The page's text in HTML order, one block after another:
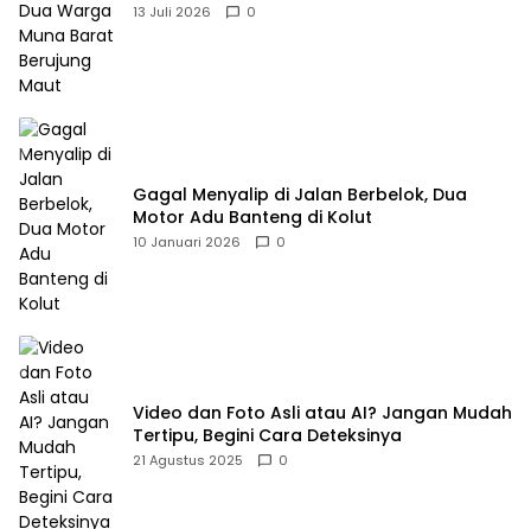
13 Juli 2026 0
Gagal Menyalip di Jalan Berbelok, Dua
Motor Adu Banteng di Kolut
10 Januari 2026 0
Video dan Foto Asli atau AI? Jangan Mudah
Tertipu, Begini Cara Deteksinya
21 Agustus 2025 0